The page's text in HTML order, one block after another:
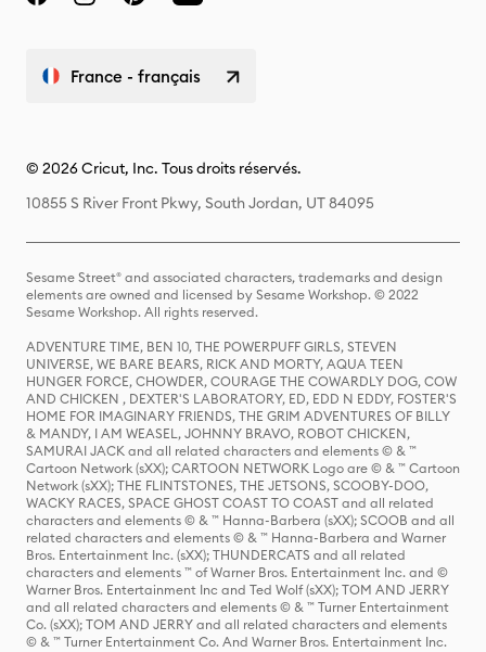
France - français
© 2026 Cricut, Inc. Tous droits réservés.
10855 S River Front Pkwy, South Jordan, UT 84095
Sesame Street® and associated characters, trademarks and design
elements are owned and licensed by Sesame Workshop. © 2022
Sesame Workshop. All rights reserved.
ADVENTURE TIME, BEN 10, THE POWERPUFF GIRLS, STEVEN
UNIVERSE, WE BARE BEARS, RICK AND MORTY, AQUA TEEN
HUNGER FORCE, CHOWDER, COURAGE THE COWARDLY DOG, COW
AND CHICKEN , DEXTER'S LABORATORY, ED, EDD N EDDY, FOSTER'S
HOME FOR IMAGINARY FRIENDS, THE GRIM ADVENTURES OF BILLY
& MANDY, I AM WEASEL, JOHNNY BRAVO, ROBOT CHICKEN,
SAMURAI JACK and all related characters and elements © & ™
Cartoon Network (sXX); CARTOON NETWORK Logo are © & ™ Cartoon
Network (sXX); THE FLINTSTONES, THE JETSONS, SCOOBY-DOO,
WACKY RACES, SPACE GHOST COAST TO COAST and all related
characters and elements © & ™ Hanna-Barbera (sXX); SCOOB and all
related characters and elements © & ™ Hanna-Barbera and Warner
Bros. Entertainment Inc. (sXX); THUNDERCATS and all related
characters and elements ™ of Warner Bros. Entertainment Inc. and ©
Warner Bros. Entertainment Inc and Ted Wolf (sXX); TOM AND JERRY
and all related characters and elements © & ™ Turner Entertainment
Co. (sXX); TOM AND JERRY and all related characters and elements
© & ™ Turner Entertainment Co. And Warner Bros. Entertainment Inc.